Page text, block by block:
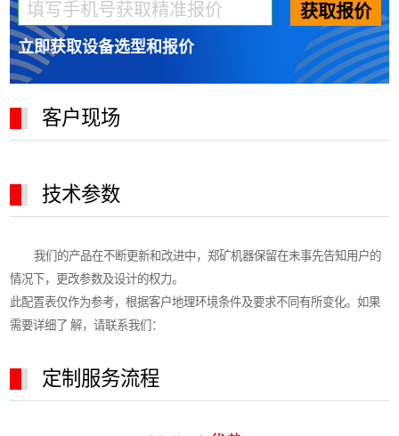
获取报价
立即获取设备选型和报价
客户现场
技术参数
我们的产品在不断更新和改进中，郑矿机器保留在未事先告知用户的
情况下，更改参数及设计的权力。
此配置表仅作为参考，根据客户地理环境条件及要求不同有所变化。如果
需要详细了 解，请联系我们：
定制服务流程